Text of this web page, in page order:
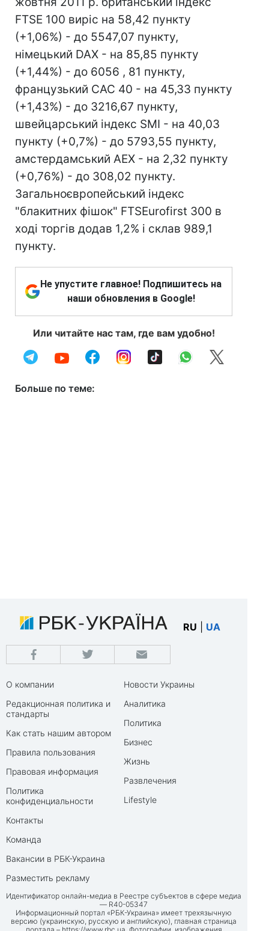
FTSE 100 виріс на 58,42 пункту
(+1,06%) - до 5547,07 пункту,
німецький DAX - на 85,85 пункту
(+1,44%) - до 6056 , 81 пункту,
французький CAC 40 - на 45,33 пункту
(+1,43%) - до 3216,67 пункту,
швейцарський індекс SMI - на 40,03
пункту (+0,7%) - до 5793,55 пункту,
амстердамський AEX - на 2,32 пункту
(+0,76%) - до 308,02 пункту.
Загальноєвропейський індекс
"блакитних фішок" FTSEurofirst 300 в
ході торгів додав 1,2% і склав 989,1
пункту.
Не упустите главное! Подпишитесь на
наши обновления в Google!
Или читайте нас там, где вам удобно!
Больше по теме:
RU UA
О компании
Редакционная политика и
стандарты
Как стать нашим автором
Правила пользования
Правовая информация
Политика
конфиденциальности
Контакты
Команда
Вакансии в РБК-Украина
Разместить рекламу
Новости Украины
Аналитика
Политика
Бизнес
Жизнь
Развлечения
Lifestyle
Идентификатор онлайн-медиа в Реестре субъектов в сфере медиа
— R40-05347
Информационный портал «РБК-Украина» имеет трехязычную
версию (украинскую, русскую и английскую), главная страница